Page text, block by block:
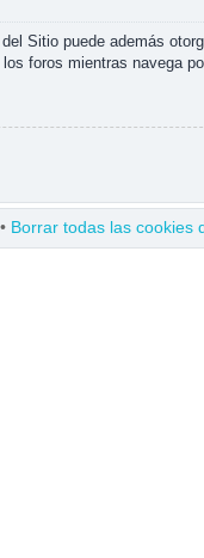
Sitio puede además
foros mientras navega
• Borrar todas las cookies